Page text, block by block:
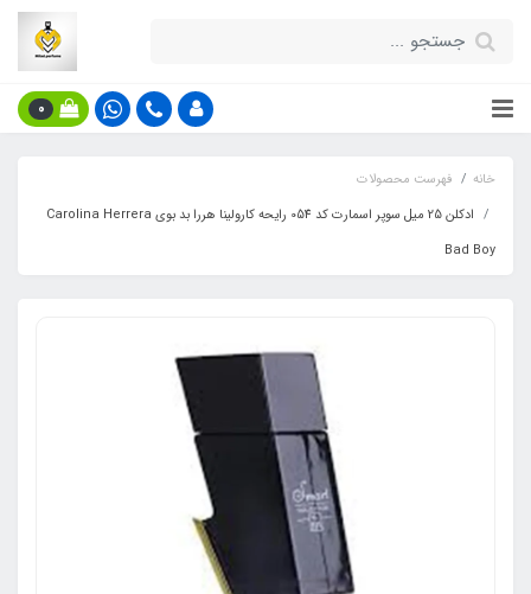
0
خانه
فهرست محصولات
ادکلن 25 میل سوپر اسمارت کد 054 رایحه کارولینا هررا بد بوی Carolina Herrera
Bad Boy